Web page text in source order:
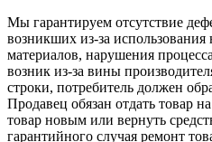
Мы гарантируем отсутствие
возникших из-за использования
материалов, нарушения
возник из-за вины
строки, потребитель должен
Продавец обязан отдать товар
товар новым или вернуть
гарантийного случая ремонт